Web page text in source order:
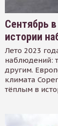
Сентябрь
истории
Лето 2023
наблюдений:
другим.
климата
тёплым в